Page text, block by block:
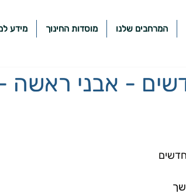
המרחבים שלנו מוסדות החינוך מידע
- אבני ראשה -